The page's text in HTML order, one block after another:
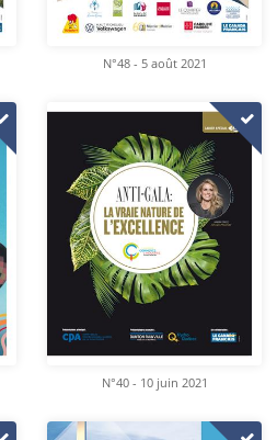
N°48 - 5 août 2021
N°40 - 10 juin 2021